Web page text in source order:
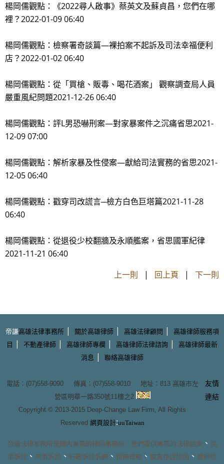
楊岡儒觀點：《2022尋人啟事》蔡英文及蘇貞昌，您們在哪
裡？2022-01-09 06:40
楊岡儒觀點：檢察署奇談篇—裸拍案不起訴及司法幸福便利
店？2022-01-02 06:40
楊岡儒觀點：從「買槍、販毒、喝花酒案」 觀察調查局人員
嚴重風紀問題2021-12-26 06:40
楊岡儒觀點：評L男恐嚇刑案—對家暴案件之沉痛省思2021-
12-09 07:00
楊岡儒觀點：解析家暴及性侵案—獻給司法實務的省思2021-
12-05 06:40
楊岡儒觀點：戳穿司改謊言─檢方白色巨塔篇2021-11-28
06:40
楊岡儒觀點：從退役少校翻牆及永順艦案，省思國軍紀律
2021-11-21 06:40
上一則 | 回上頁 | 下一則
帝謙高雄法律事務所| 關於高雄律師| 高雄法律顧問 |
高雄律師服務項
目
| 不動產律師 | 高雄律師專欄 | 高雄律師法律諮詢 |
高雄律師最新
消息 | 聯絡高雄律師
電話：(07)558-9090 傳真：(07)558-9010 地址： 813 高雄市左
營區明華一路350號11樓之2
Copyright © 2013-2015 Deep-Change Law Firm, All Rights
Reserved 網頁設計:uuTaiwan
友情
連結
帝謙法律事務所是國內專業的律師事務所 ，我們提供專業的法律諮詢 、 民
事訴訟 、 刑事訴訟 、 行政訴訟訴願 、 保險理賠 、 撰寫存證信函 、 律師信